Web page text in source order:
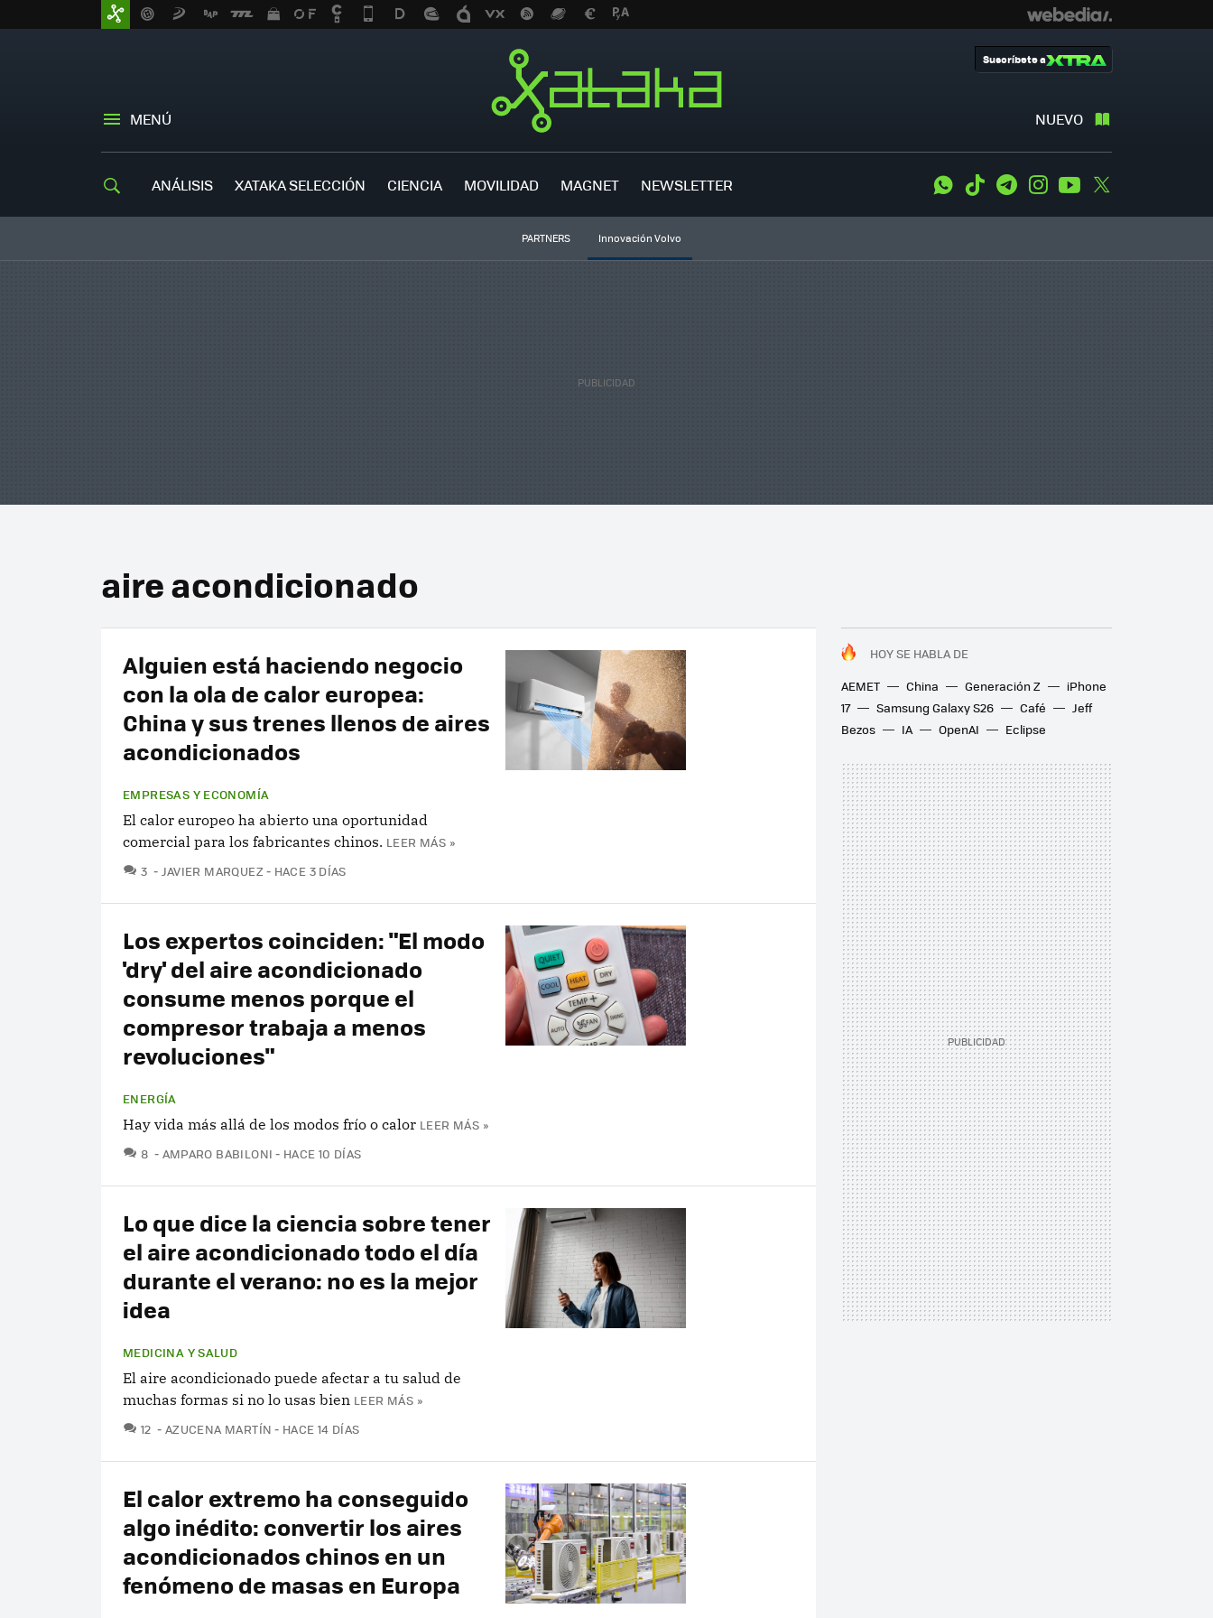
MENÚ NUEVO
Suscríbete a
ANÁLISIS XATAKA SELECCIÓN CIENCIA MOVILIDAD MAGNET NEWSLETTER WhatsApp
Tiktok TelegramInstagramYoutube
PARTNERS Innovación Volvo
aire acondicionado
HOY SE HABLA DE
AEMET
China Generación Z
iPhone
17
Samsung Galaxy S26 Café
Jeff
Bezos
IA OpenAI Eclipse
Alguien está haciendo negocio
con la ola de calor europea:
China y sus trenes llenos de aires
acondicionados
EMPRESAS Y ECONOMÍA
El calor europeo ha abierto una oportunidad
comercial para los fabricantes chinos. LEER MÁS »
3 COMENTARIOS
JAVIER MARQUEZ HACE 3 DÍAS
Los expertos coinciden: "El modo
'dry' del aire acondicionado
consume menos porque el
compresor trabaja a menos
revoluciones"
ENERGÍA
Hay vida más allá de los modos frío o calor LEER MÁS »
8 COMENTARIOS
AMPARO BABILONI HACE 10 DÍAS
Lo que dice la ciencia sobre tener
el aire acondicionado todo el día
durante el verano: no es la mejor
idea
MEDICINA Y SALUD
El aire acondicionado puede afectar a tu salud de
muchas formas si no lo usas bien LEER MÁS »
12 COMENTARIOS
AZUCENA MARTÍN HACE 14 DÍAS
El calor extremo ha conseguido
algo inédito: convertir los aires
acondicionados chinos en un
fenómeno de masas en Europa